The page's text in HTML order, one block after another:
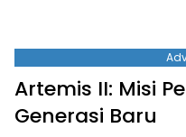
Artemis II: Misi
Generasi Baru